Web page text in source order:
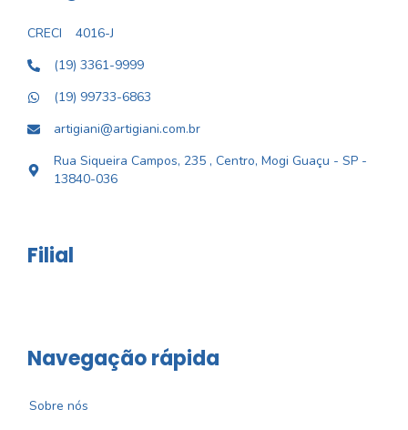
CRECI
4016-J
(19) 3361-9999
(19) 99733-6863
artigiani@artigiani.com.br
Rua Siqueira Campos, 235 , Centro, Mogi Guaçu - SP -
13840-036
Filial
Navegação rápida
Sobre nós